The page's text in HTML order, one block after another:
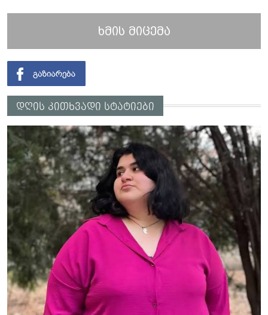
ხმის მიცემა
დღის კითხვადი სტატიები